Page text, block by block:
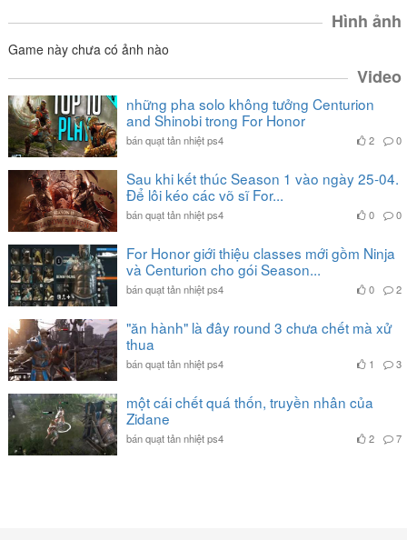
Hình ảnh
Game này chưa có ảnh nào
Video
những pha solo không tưởng Centurion
and Shinobi trong For Honor
bán quạt tản nhiệt ps4 2 0
Sau khi kết thúc Season 1 vào ngày 25-04.
Để lôi kéo các võ sĩ For...
bán quạt tản nhiệt ps4 0 0
For Honor giới thiệu classes mới gồm Ninja
và Centurion cho gói Season...
bán quạt tản nhiệt ps4 0 2
"ăn hành" là đây round 3 chưa chết mà xử
thua
bán quạt tản nhiệt ps4 1 3
một cái chết quá thốn, truyền nhân của
Zidane
bán quạt tản nhiệt ps4 2 7